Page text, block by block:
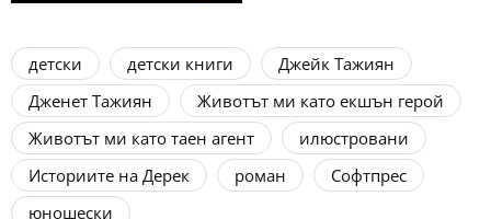
детски детски книги
Джейк Тажиян
Дженет Тажиян
Животът ми като екшън герой
Животът ми като таен агент
илюстровани
Историите на Дерек
роман
Софтпрес
юношески